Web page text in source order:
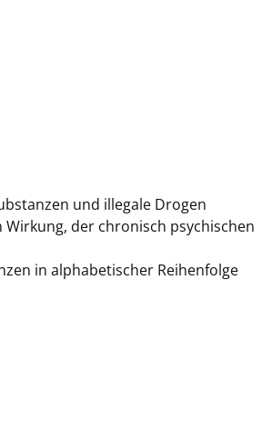
und illegale Drogen
der chronisch psychischen
in alphabetischer Reihenfolge